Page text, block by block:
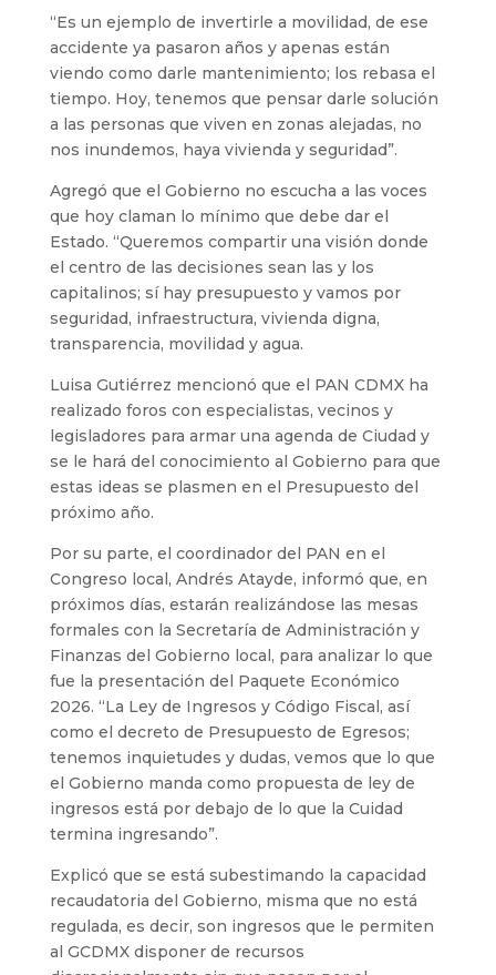
“Es un ejemplo de invertirle a movilidad, de ese
accidente ya pasaron años y apenas están
viendo como darle mantenimiento; los rebasa el
tiempo. Hoy, tenemos que pensar darle solución
a las personas que viven en zonas alejadas, no
nos inundemos, haya vivienda y seguridad”.
Agregó que el Gobierno no escucha a las voces
que hoy claman lo mínimo que debe dar el
Estado. “Queremos compartir una visión donde
el centro de las decisiones sean las y los
capitalinos; sí hay presupuesto y vamos por
seguridad, infraestructura, vivienda digna,
transparencia, movilidad y agua.
Luisa Gutiérrez mencionó que el PAN CDMX ha
realizado foros con especialistas, vecinos y
legisladores para armar una agenda de Ciudad y
se le hará del conocimiento al Gobierno para que
estas ideas se plasmen en el Presupuesto del
próximo año.
Por su parte, el coordinador del PAN en el
Congreso local, Andrés Atayde, informó que, en
próximos días, estarán realizándose las mesas
formales con la Secretaría de Administración y
Finanzas del Gobierno local, para analizar lo que
fue la presentación del Paquete Económico
2026. “La Ley de Ingresos y Código Fiscal, así
como el decreto de Presupuesto de Egresos;
tenemos inquietudes y dudas, vemos que lo que
el Gobierno manda como propuesta de ley de
ingresos está por debajo de lo que la Cuidad
termina ingresando”.
Explicó que se está subestimando la capacidad
recaudatoria del Gobierno, misma que no está
regulada, es decir, son ingresos que le permiten
al GCDMX disponer de recursos